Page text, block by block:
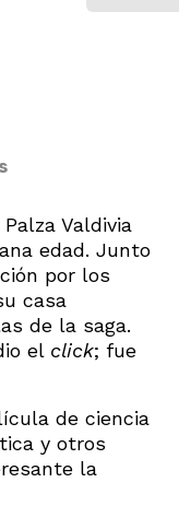
Valdivia
edad. Junto
por los
casa
de la saga.
el click; fue
de ciencia
y otros
la